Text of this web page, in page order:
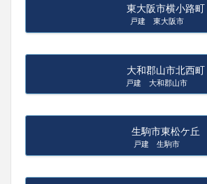
東大阪市横小路町
戸建 東大阪市
大和郡山市北西町
戸建 大和郡山市
生駒市東松ケ丘
戸建 生駒市